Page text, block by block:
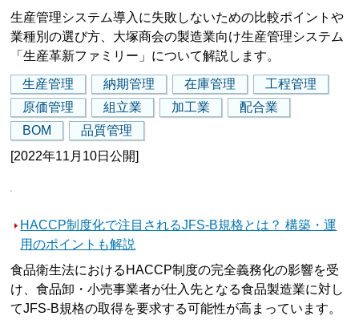
生産管理システム導入に失敗しないための比較ポイントや
業種別の選び方、大塚商会の製造業向け生産管理システム
「生産革新ファミリー」について解説します。
生産管理 納期管理 在庫管理
工程管理
原価管理
組立業 加工業
配合業
BOM
品質管理
[2022年11月10日公開]
HACCP制度化で注目されるJFS-B規格とは？ 構築・運
用のポイントも解説
食品衛生法におけるHACCP制度の完全義務化の影響を受
け、食品卸・小売事業者が仕入先となる食品製造業に対し
てJFS-B規格の取得を要求する可能性が高まっています。